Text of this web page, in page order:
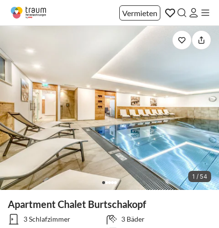
Vermieten
1 / 54
Apartment Chalet Burtschakopf
3 Schlafzimmer
3 Bäder